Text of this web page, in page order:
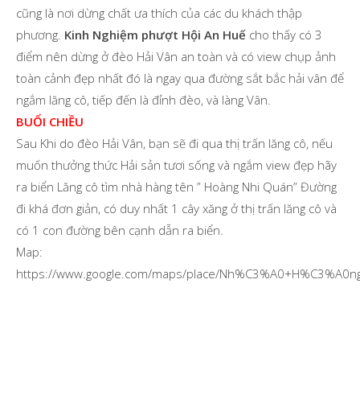
cũng là nơi dừng chất ưa thích của các du khách thập
phương. Kinh Nghiệm phượt Hội An Huế cho thấy có 3
điểm nên dừng ở đèo Hải Vân an toàn và có view chụp ảnh
toàn cảnh đẹp nhất đó là ngay qua đường sắt bắc hải vân để
ngắm lăng cô, tiếp đến là đỉnh đèo, và làng Vân.
BUỔI CHIỀU
Sau Khi do đèo Hải Vân, bạn sẽ đi qua thị trấn lăng cô, nếu
muốn thưởng thức Hải sản tươi sống và ngắm view đẹp hãy
ra biển Lăng cô tìm nhà hàng tên ” Hoàng Nhi Quán” Đường
đi khá đơn giản, có duy nhất 1 cây xăng ở thị trấn lăng cô và
có 1 con đường bên cạnh dẫn ra biển.
Map:
https://www.google.com/maps/place/